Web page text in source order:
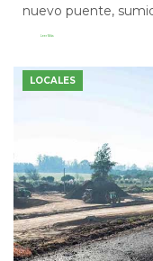
nuevo puente,
Leer Más
LOCALES